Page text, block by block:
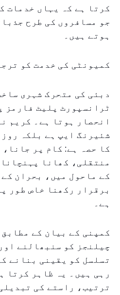
کرتا ہے کہ یہاں خدمات
جو مسافروں کی طرح
ہوتے ہیں۔
کمیونٹی کی خدمت کو
دبئی کی متحرک شہری
ٹرانسپورٹ پلیٹ فارمز
انحصار ہوتا ہے۔ کریم
شئیرنگ ایپ ہے بلکہ
کا حصہ ہے: کام پر
منتقلی، کھانا
کے ماحول میں، بحران
برقرار رکھنا خاص طور
ہے۔
کمپنی کے بیان کے
چیلنجز کو سنبھالنے
تسلسل کو یقینی بنانے
رہی ہیں۔ یہ ظاہر کرتا
ترتیب، راستے کی